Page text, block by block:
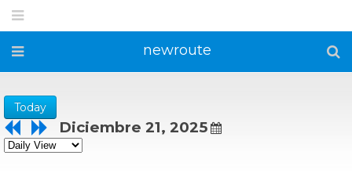
newroute
Today
Diciembre 21, 2025